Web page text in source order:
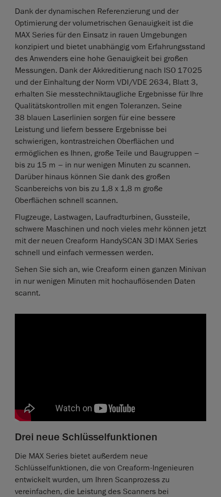
Dank der dynamischen Referenzierung und der
Optimierung der volumetrischen Genauigkeit ist die
MAX Series für den Einsatz in rauen Umgebungen
konzipiert und bietet unabhängig vom Erfahrungsstand
des Anwenders eine hohe Genauigkeit bei großen
Messungen. Dank der Akkreditierung nach ISO 17025
und der Einhaltung der Norm VDI/VDE 2634, Blatt 3,
erhalten Sie messtechniktaugliche Ergebnisse für Ihre
Qualitätskontrollen mit engen Toleranzen. Seine
38 blauen Laserlinien sorgen für eine bessere
Leistung und liefern bessere Ergebnisse bei
schwierigen, kontrastreichen Oberflächen und
ermöglichen es Ihnen, große Teile und Baugruppen –
bis zu 15 m – in nur wenigen Minuten zu scannen.
Darüber hinaus können Sie dank des großen
Scanbereichs von bis zu 1,8 x 1,8 m große
Oberflächen schnell scannen.
Flugzeuge, Lastwagen, Laufradturbinen, Gussteile,
schwere Maschinen und noch vieles mehr können jetzt
mit der neuen Creaform HandySCAN 3D|MAX Series
schnell und einfach vermessen werden.
Sehen Sie sich an, wie Creaform einen ganzen Minivan
in nur wenigen Minuten mit hochauflösenden Daten
scannt.
Drei neue Schlüsselfunktionen
Die MAX Series bietet außerdem neue
Schlüsselfunktionen, die von Creaform-Ingenieuren
entwickelt wurden, um Ihren Scanprozess zu
vereinfachen, die Leistung des Scanners bei